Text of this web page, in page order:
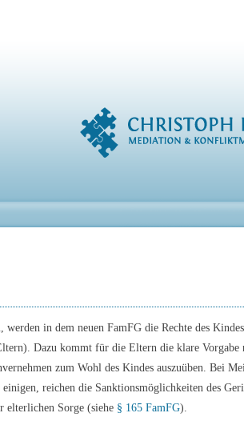
werden in dem neuen FamFG die Rechte des
Dazu kommt für die Eltern die klare
zum Wohl des Kindes auszuüben. Bei
reichen die Sanktionsmöglichkeiten des
elterlichen Sorge (siehe § 165 FamFG).